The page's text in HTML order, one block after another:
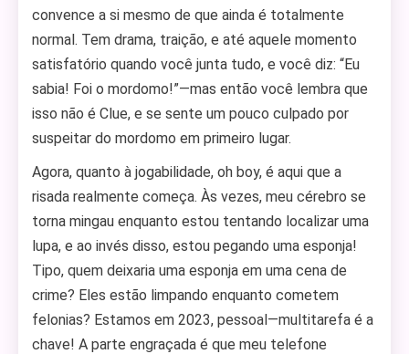
convence a si mesmo de que ainda é totalmente
normal. Tem drama, traição, e até aquele momento
satisfatório quando você junta tudo, e você diz: “Eu
sabia! Foi o mordomo!”—mas então você lembra que
isso não é Clue, e se sente um pouco culpado por
suspeitar do mordomo em primeiro lugar.
Agora, quanto à jogabilidade, oh boy, é aqui que a
risada realmente começa. Às vezes, meu cérebro se
torna mingau enquanto estou tentando localizar uma
lupa, e ao invés disso, estou pegando uma esponja!
Tipo, quem deixaria uma esponja em uma cena de
crime? Eles estão limpando enquanto cometem
felonias? Estamos em 2023, pessoal—multitarefa é a
chave! A parte engraçada é que meu telefone